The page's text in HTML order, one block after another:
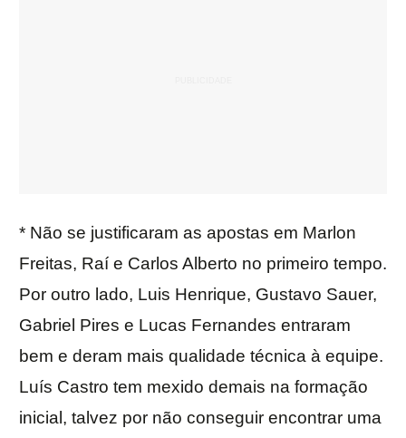
* Não se justificaram as apostas em Marlon
Freitas, Raí e Carlos Alberto no primeiro tempo.
Por outro lado, Luis Henrique, Gustavo Sauer,
Gabriel Pires e Lucas Fernandes entraram
bem e deram mais qualidade técnica à equipe.
Luís Castro tem mexido demais na formação
inicial, talvez por não conseguir encontrar uma